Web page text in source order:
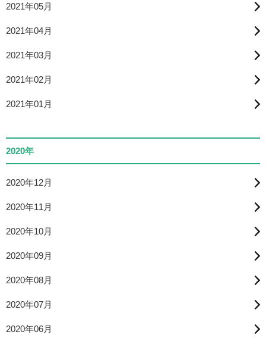
2021年05月
2021年04月
2021年03月
2021年02月
2021年01月
2020年
2020年12月
2020年11月
2020年10月
2020年09月
2020年08月
2020年07月
2020年06月